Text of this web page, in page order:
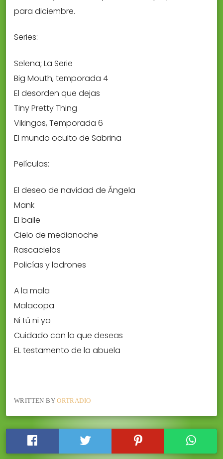
para diciembre.
Series:
Selena; La Serie
Big Mouth, temporada 4
El desorden que dejas
Tiny Pretty Thing
Vikingos, Temporada 6
El mundo oculto de Sabrina
Películas:
El deseo de navidad de Ángela
Mank
El baile
Cielo de medianoche
Rascacielos
Policías y ladrones
A la mala
Malacopa
Ni tú ni yo
Cuidado con lo que deseas
EL testamento de la abuela
WRITTEN BYORTRADIO